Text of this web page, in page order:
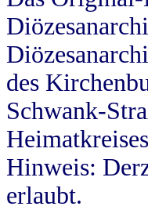
des
Schwank-
Hinweis:
erlaubt.